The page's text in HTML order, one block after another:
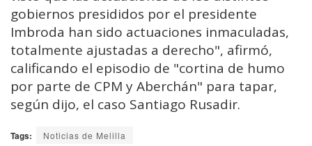
gobiernos presididos por el presidente
Imbroda han sido actuaciones inmaculadas,
totalmente ajustadas a derecho", afirmó,
calificando el episodio de "cortina de humo
por parte de CPM y Aberchán" para tapar,
según dijo, el caso Santiago Rusadir.
Tags: Noticias de Melilla